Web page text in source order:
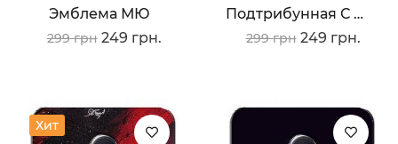
Эмблема МЮ
299 грн 249 грн.
Подтрибунная С Олд Трафорд
299 грн 249 грн.
Хит